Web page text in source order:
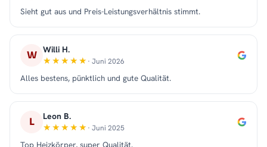
Sieht gut aus und Preis-Leistungsverhältnis stimmt.
W Willi H.
· Juni 2026
Alles bestens, pünktlich und gute Qualität.
L Leon B.
· Juni 2025
Top Heizkörper, super Qualität.